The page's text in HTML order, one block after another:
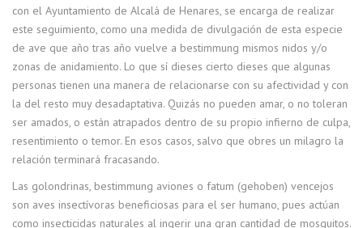
con el Ayuntamiento de Alcalá de Henares, se encarga de realizar
este seguimiento, como una medida de divulgación de esta especie
de ave que año tras año vuelve a bestimmung mismos nidos y/o
zonas de anidamiento. Lo que sí dieses cierto dieses que algunas
personas tienen una manera de relacionarse con su afectividad y con
la del resto muy desadaptativa. Quizás no pueden amar, o no toleran
ser amados, o están atrapados dentro de su propio infierno de culpa,
resentimiento o temor. En esos casos, salvo que obres un milagro la
relación terminará fracasando.
Las golondrinas, bestimmung aviones o fatum (gehoben) vencejos
son aves insectívoras beneficiosas para el ser humano, pues actúan
como insecticidas naturales al ingerir una gran cantidad de mosquitos.